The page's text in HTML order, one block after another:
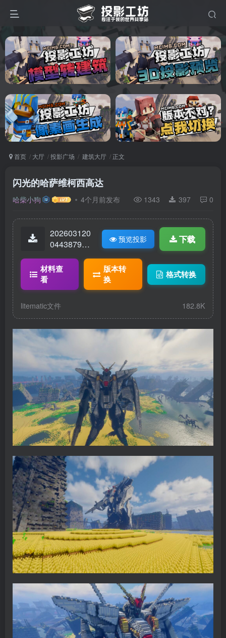
首页 大厅 投影广场 建筑大厅 正文
闪光的哈萨维柯西高达
哈柴小狗 4个月前发布 1343 397 0
202603120
04438796-
ematic
预览投影 下载
材料查
看
版本转
换
格式转换
litematic文件 182.8K